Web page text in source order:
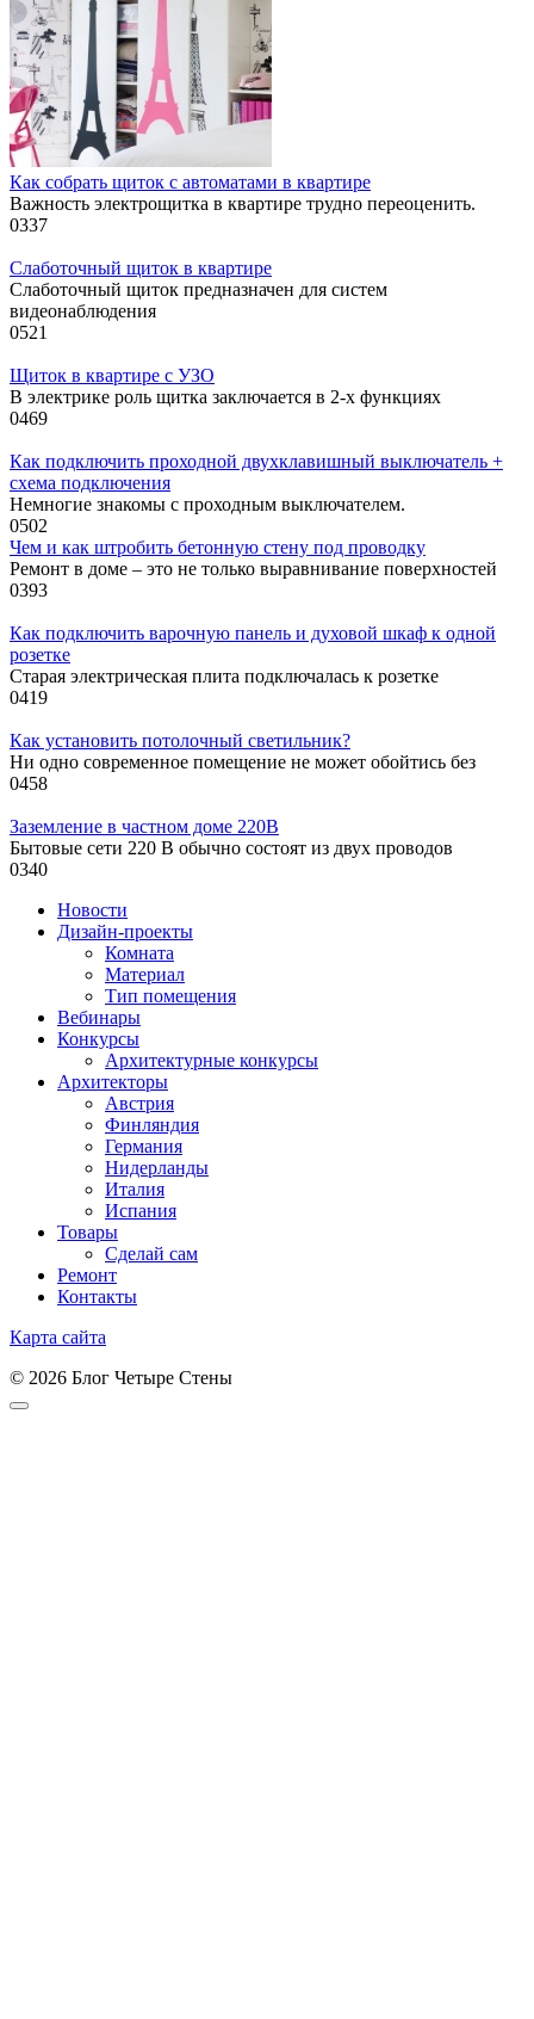
Как собрать щиток с автоматами в квартире
Важность электрощитка в квартире трудно переоценить.
0337
Слаботочный щиток в квартире
Слаботочный щиток предназначен для систем
видеонаблюдения
0521
Щиток в квартире с УЗО
В электрике роль щитка заключается в 2-х функциях
0469
Как подключить проходной двухклавишный выключатель +
схема подключения
Немногие знакомы с проходным выключателем.
0502
Чем и как штробить бетонную стену под проводку
Ремонт в доме – это не только выравнивание поверхностей
0393
Как подключить варочную панель и духовой шкаф к одной
розетке
Старая электрическая плита подключалась к розетке
0419
Как установить потолочный светильник?
Ни одно современное помещение не может обойтись без
0458
Заземление в частном доме 220В
Бытовые сети 220 В обычно состоят из двух проводов
0340
Новости
Дизайн-проекты
Комната
Материал
Тип помещения
Вебинары
Конкурсы
Архитектурные конкурсы
Архитекторы
Австрия
Финляндия
Германия
Нидерланды
Италия
Испания
Товары
Сделай сам
Ремонт
Контакты
Карта сайта
© 2026 Блог Четыре Стены